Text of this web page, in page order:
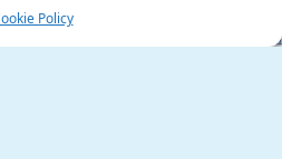
Policy
Önkormányzata